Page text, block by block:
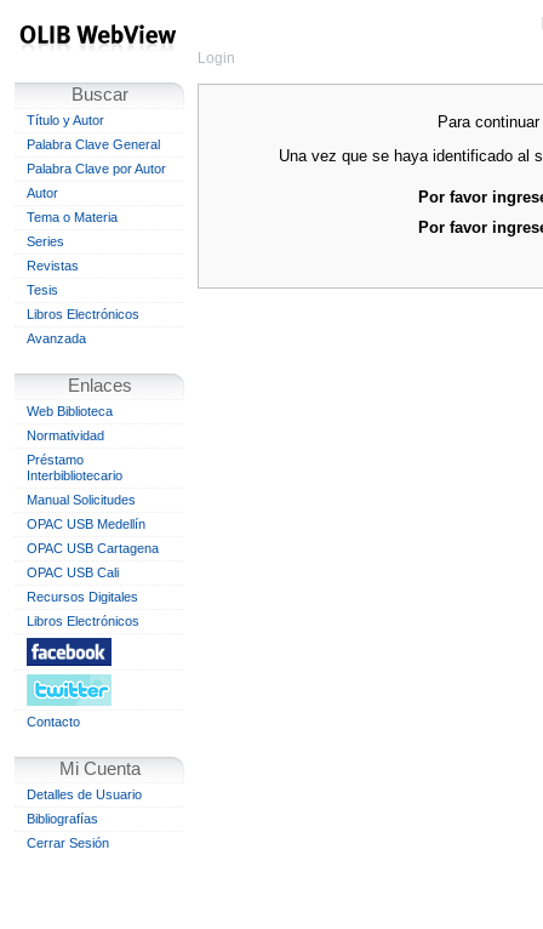
Buscar
Título y Autor
Palabra Clave General
Palabra Clave por Autor
Autor
Tema o Materia
Series
Revistas
Tesis
Libros Electrónicos
Avanzada
Enlaces
Web Biblioteca
Normatividad
Préstamo
Interbibliotecario
Manual Solicitudes
OPAC USB Medellín
OPAC USB Cartagena
OPAC USB Cali
Recursos Digitales
Libros Electrónicos
Contacto
Mi Cuenta
Detalles de Usuario
Bibliografías
Cerrar Sesión
Login
Para
Una vez que se haya identificado al
Por favor
Por favor